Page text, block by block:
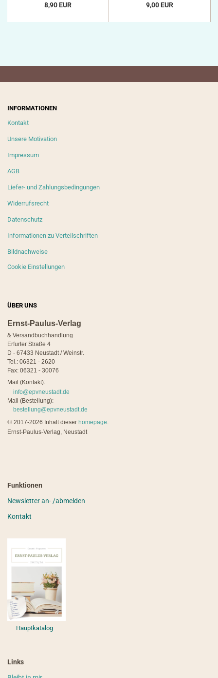
8,90 EUR 9,00 EUR
INFORMATIONEN
Kontakt
Unsere Motivation
Impressum
AGB
Liefer- und Zahlungsbedingungen
Widerrufsrecht
Datenschutz
Informationen zu Verteilschriften
Bildnachweise
Cookie Einstellungen
ÜBER UNS
Ernst-Paulus-Verlag
& Versandbuchhandlung
Erfurter Straße 4
D - 67433 Neustadt / Weinstr.
Tel.: 06321 - 2620
Fax: 06321 - 30076
Mail (Kontakt):
info@epvneustadt.de
Mail (Bestellung):
bestellung@epvneustadt.de
© 2017-2026 Inhalt dieser homepage:
Ernst-Paulus-Verlag, Neustadt
Funktionen
Newsletter an- /abmelden
Kontakt
Hauptkatalog
Links